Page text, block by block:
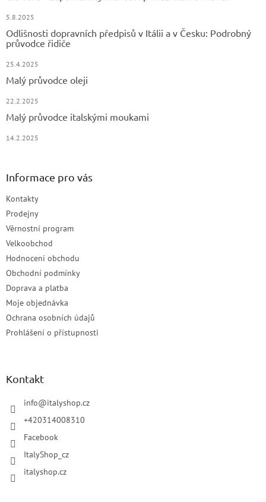
5.8.2025
Odlišnosti dopravních předpisů v Itálii a v Česku: Podrobný
průvodce řidiče
25.4.2025
Malý průvodce oleji
22.2.2025
Malý průvodce italskými moukami
14.2.2025
Informace pro vás
Kontakty
Prodejny
Věrnostní program
Velkoobchod
Hodnocení obchodu
Obchodní podmínky
Doprava a platba
Moje objednávka
Ochrana osobních údajů
Prohlášení o přístupnosti
Kontakt
info@italyshop.cz
+420314008310
Facebook
ItalyShop_cz
italyshop.cz